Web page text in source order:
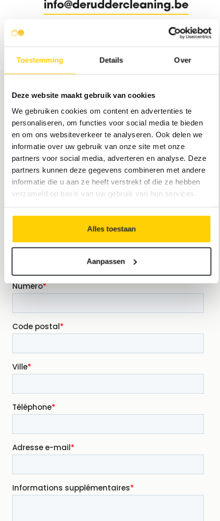
Toestemming Details Over
Deze website maakt gebruik van cookies
We gebruiken cookies om content en advertenties te
personaliseren, om functies voor social media te bieden
en om ons websiteverkeer te analyseren. Ook delen we
informatie over uw gebruik van onze site met onze
partners voor social media, adverteren en analyse. Deze
partners kunnen deze gegevens combineren met andere
informatie die u aan ze heeft verstrekt of die ze hebben
verzameld op basis van uw gebruik van hun services.
Alles toestaan
Aanpassen
info@deruddercleaning.be
Obtenez votre devis